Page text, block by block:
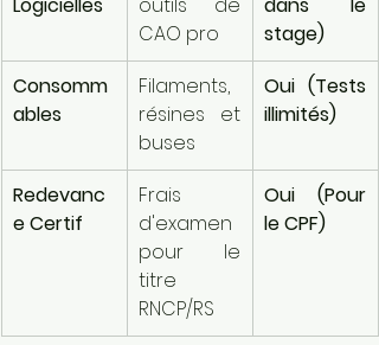
Logicielles
outils de
CAO pro
dans le
stage)
Consomm
ables
Filaments,
résines et
buses
Oui (Tests
illimités)
Redevanc
e Certif
Frais
d'examen
pour le
titre
RNCP/RS
Oui (Pour
le CPF)